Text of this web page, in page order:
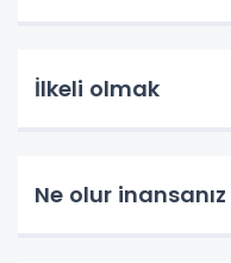
İlkeli olmak
Ne olur inansanız